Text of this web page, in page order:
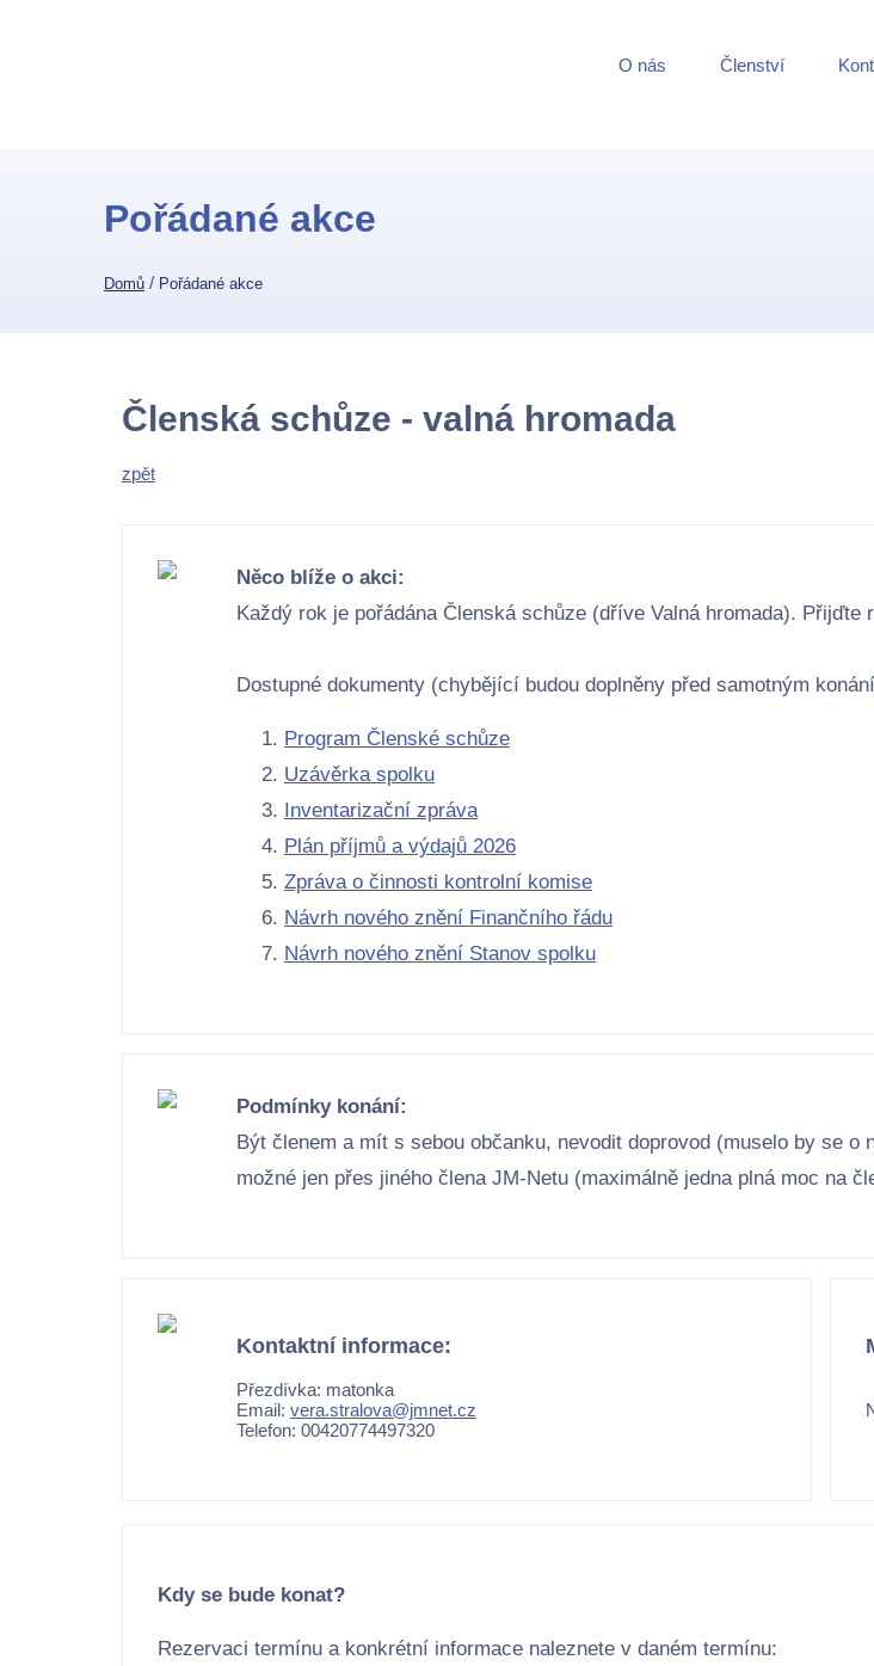
O nás Členství
Pořádané akce
Domů / Pořádané akce
Členská schůze - valná hromada
zpět
Něco blíže o akci:
Každý rok je pořádána Členská schůze (dříve Valná hromada).
Dostupné dokumenty (chybějící budou doplněny před samotným
Program Členské schůze
Uzávěrka spolku
Inventarizační zpráva
Plán příjmů a výdajů 2026
Zpráva o činnosti kontrolní komise
Návrh nového znění Finančního řádu
Návrh nového znění Stanov spolku
Podmínky konání:
Být členem a mít s sebou občanku, nevodit doprovod (muselo by se
možné jen přes jiného člena JM-Netu (maximálně jedna plná moc na
Kontaktní informace:
Přezdívka: matonka
Email: vera.stralova@jmnet.cz
Telefon: 00420774497320
Kdy se bude konat?
Rezervaci termínu a konkrétní informace naleznete v daném termínu: